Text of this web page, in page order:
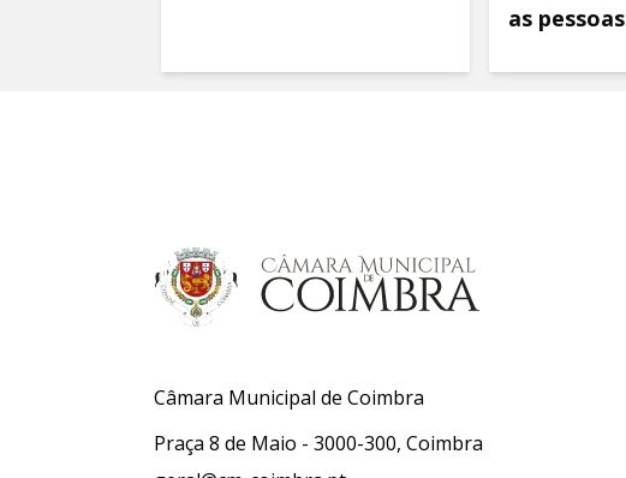
as pessoas
Câmara Municipal de Coimbra
Praça 8 de Maio - 3000-300, Coimbra